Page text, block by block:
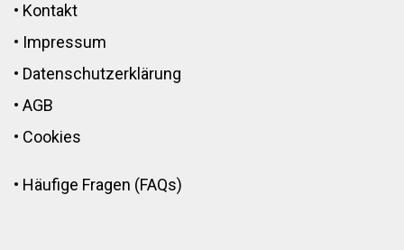
• Kontakt
• Impressum
• Datenschutzerklärung
• AGB
• Cookies
• Häufige Fragen (FAQs)